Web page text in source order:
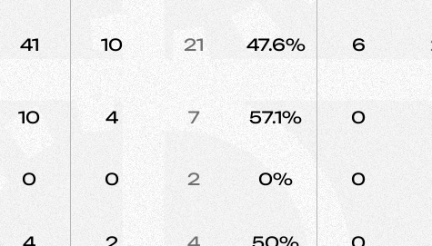
41 10 21 47.6% 6
10 4 7 57.1% 0
0 0 2 0% 0